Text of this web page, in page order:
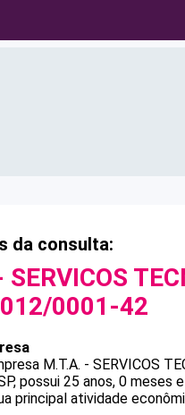
da consulta:
0001-42
M.T.A. - SERVICOS
possui 25 anos, 0
principal atividade